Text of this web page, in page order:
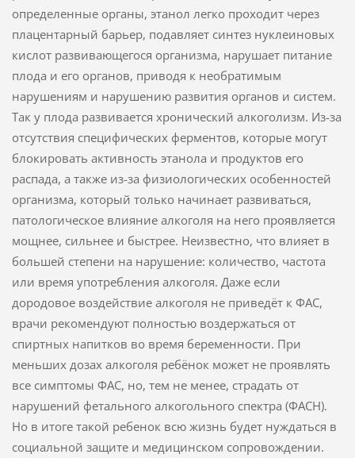
определенные органы, этанол легко проходит через
плацентарный барьер, подавляет синтез нуклеиновых
кислот развивающегося организма, нарушает питание
плода и его органов, приводя к необратимым
нарушениям и нарушению развития органов и систем.
Так у плода развивается хронический алкоголизм. Из-за
отсутствия специфических ферментов, которые могут
блокировать активность этанола и продуктов его
распада, а также из-за физиологических особенностей
организма, который только начинает развиваться,
патологическое влияние алкоголя на него проявляется
мощнее, сильнее и быстрее. Неизвестно, что влияет в
большей степени на нарушение: количество, частота
или время употребления алкоголя. Даже если
дородовое воздействие алкоголя не приведёт к ФАС,
врачи рекомендуют полностью воздержаться от
спиртных напитков во время беременности. При
меньших дозах алкоголя ребёнок может не проявлять
все симптомы ФАС, но, тем не менее, страдать от
нарушений фетального алкогольного спектра (ФАСН).
Но в итоге такой ребенок всю жизнь будет нуждаться в
социальной защите и медицинском сопровождении.